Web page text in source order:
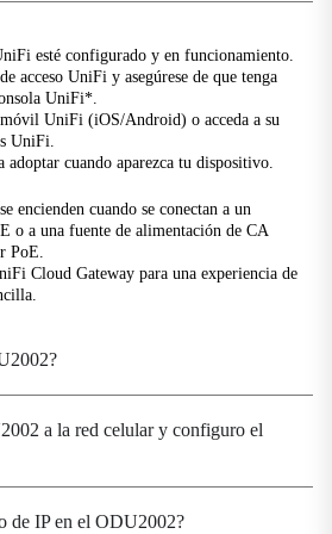
de Ethernet (PoE) 802.3at
esté configurado y en funcionamiento.
acceso UniFi y asegúrese de que tenga
UniFi*.
UniFi (iOS/Android) o acceda a su
UniFi.
cuando aparezca tu dispositivo.
encienden cuando se conectan a un
o a una fuente de alimentación de CA
PoE.
Cloud Gateway para una experiencia de
a la red celular y configuro el
de IP en el ODU2002?